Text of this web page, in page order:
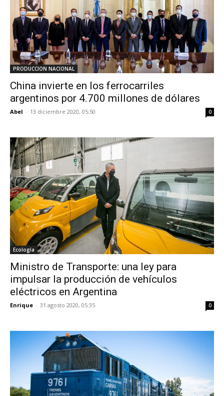
PRODUCCION NACIONAL
China invierte en los ferrocarriles
argentinos por 4.700 millones de dólares
Abel - 13 diciembre 2020, 05:50 0
Ecología
Ministro de Transporte: una ley para
impulsar la producción de vehículos
eléctricos en Argentina
Enrique - 31 agosto 2020, 05:35 0